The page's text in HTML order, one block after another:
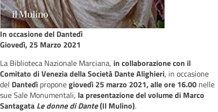
In occasione del Dantedì
Giovedì, 25 Marzo 2021
La Biblioteca Nazionale Marciana, in collaborazione con il
Comitato di Venezia della Società Dante Alighieri, in occasione
del Dantedì proponegiovedì 25 marzo 2021, alle ore 16.00 nelle
sue Sale Monumentali, la presentazione del volume di Marco
Santagata Le donne di Dante(Il Mulino).